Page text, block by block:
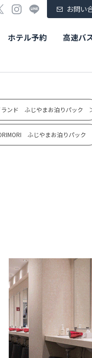
お問い
ホテル予約 高速バ
ランド ふじやまお泊りパック
ふじやまお泊りパック